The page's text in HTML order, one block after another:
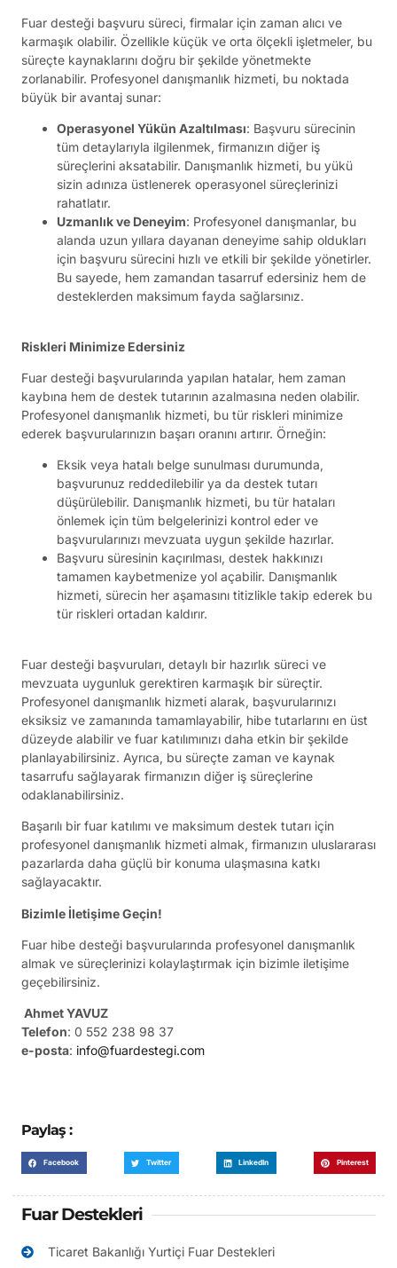
Fuar desteği başvuru süreci, firmalar için zaman alıcı ve
karmaşık olabilir. Özellikle küçük ve orta ölçekli işletmeler, bu
süreçte kaynaklarını doğru bir şekilde yönetmekte
zorlanabilir. Profesyonel danışmanlık hizmeti, bu noktada
büyük bir avantaj sunar:
Operasyonel Yükün Azaltılması: Başvuru sürecinin
tüm detaylarıyla ilgilenmek, firmanızın diğer iş
süreçlerini aksatabilir. Danışmanlık hizmeti, bu yükü
sizin adınıza üstlenerek operasyonel süreçlerinizi
rahatlatır.
Uzmanlık ve Deneyim: Profesyonel danışmanlar, bu
alanda uzun yıllara dayanan deneyime sahip oldukları
için başvuru sürecini hızlı ve etkili bir şekilde yönetirler.
Bu sayede, hem zamandan tasarruf edersiniz hem de
desteklerden maksimum fayda sağlarsınız.
Riskleri Minimize Edersiniz
Fuar desteği başvurularında yapılan hatalar, hem zaman
kaybına hem de destek tutarının azalmasına neden olabilir.
Profesyonel danışmanlık hizmeti, bu tür riskleri minimize
ederek başvurularınızın başarı oranını artırır. Örneğin:
Eksik veya hatalı belge sunulması durumunda,
başvurunuz reddedilebilir ya da destek tutarı
düşürülebilir. Danışmanlık hizmeti, bu tür hataları
önlemek için tüm belgelerinizi kontrol eder ve
başvurularınızı mevzuata uygun şekilde hazırlar.
Başvuru süresinin kaçırılması, destek hakkınızı
tamamen kaybetmenize yol açabilir. Danışmanlık
hizmeti, sürecin her aşamasını titizlikle takip ederek bu
tür riskleri ortadan kaldırır.
Fuar desteği başvuruları, detaylı bir hazırlık süreci ve
mevzuata uygunluk gerektiren karmaşık bir süreçtir.
Profesyonel danışmanlık hizmeti alarak, başvurularınızı
eksiksiz ve zamanında tamamlayabilir, hibe tutarlarını en üst
düzeyde alabilir ve fuar katılımınızı daha etkin bir şekilde
planlayabilirsiniz. Ayrıca, bu süreçte zaman ve kaynak
tasarrufu sağlayarak firmanızın diğer iş süreçlerine
odaklanabilirsiniz.
Başarılı bir fuar katılımı ve maksimum destek tutarı için
profesyonel danışmanlık hizmeti almak, firmanızın uluslararası
pazarlarda daha güçlü bir konuma ulaşmasına katkı
sağlayacaktır.
Bizimle İletişime Geçin!
Fuar hibe desteği başvurularında profesyonel danışmanlık
almak ve süreçlerinizi kolaylaştırmak için bizimle iletişime
geçebilirsiniz.
Ahmet YAVUZ
Telefon: 0 552 238 98 37
e-posta: info@fuardestegi.com
Paylaş :
Facebook Twitter LinkedIn Pinterest
Fuar Destekleri
Ticaret Bakanlığı Yurtiçi Fuar Destekleri